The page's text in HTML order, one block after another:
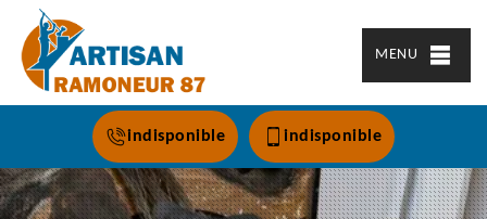
MENU
indisponible indisponible